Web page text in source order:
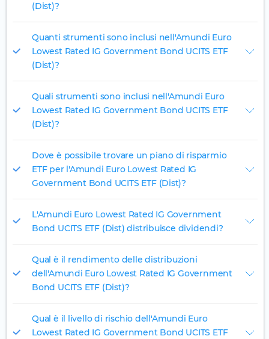
(Dist)?
Quanti strumenti sono inclusi nell'Amundi Euro
Lowest Rated IG Government Bond UCITS ETF
(Dist)?
Quali strumenti sono inclusi nell'Amundi Euro
Lowest Rated IG Government Bond UCITS ETF
(Dist)?
Dove è possibile trovare un piano di risparmio
ETF per l'Amundi Euro Lowest Rated IG
Government Bond UCITS ETF (Dist)?
L'Amundi Euro Lowest Rated IG Government
Bond UCITS ETF (Dist) distribuisce dividendi?
Qual è il rendimento delle distribuzioni
dell'Amundi Euro Lowest Rated IG Government
Bond UCITS ETF (Dist)?
Qual è il livello di rischio dell'Amundi Euro
Lowest Rated IG Government Bond UCITS ETF